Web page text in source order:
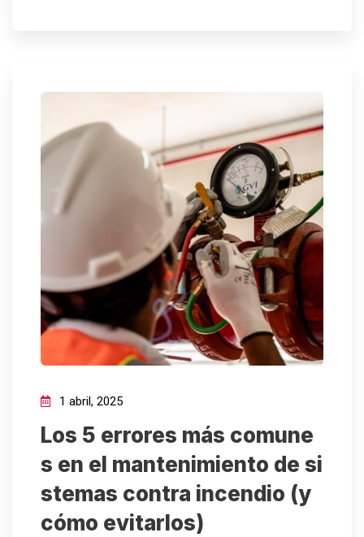
1 abril, 2025
Los 5 errores más comune
s en el mantenimiento de si
stemas contra incendio (y
cómo evitarlos)